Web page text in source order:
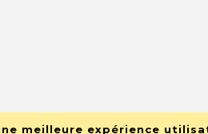
meilleure expérience